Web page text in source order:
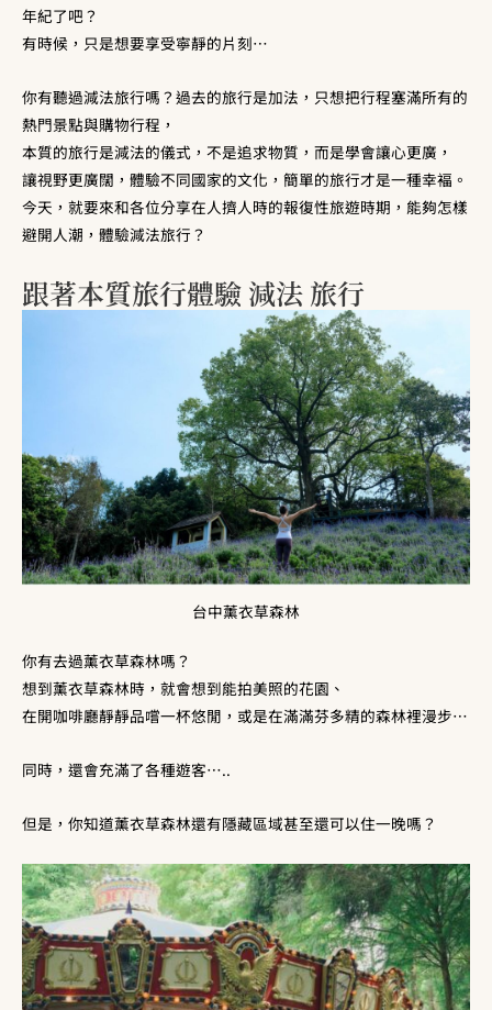
年紀了吧？
有時候，只是想要享受寧靜的片刻…
你有聽過減法旅行嗎？過去的旅行是加法，只想把行程塞滿所有的
熱門景點與購物行程，
本質的旅行是減法的儀式，不是追求物質，而是學會讓心更廣，
讓視野更廣闊，體驗不同國家的文化，簡單的旅行才是一種幸褔。
今天，就要來和各位分享在人擠人時的報復性旅遊時期，能夠怎樣
避開人潮，體驗減法旅行？
跟著本質旅行體驗 減法 旅行
台中薰衣草森林
你有去過薰衣草森林嗎？
想到薰衣草森林時，就會想到能拍美照的花園、
在開咖啡廳靜靜品嚐一杯悠閒，或是在滿滿芬多精的森林裡漫步…
同時，還會充滿了各種遊客…..
但是，你知道薰衣草森林還有隱藏區域甚至還可以住一晚嗎？